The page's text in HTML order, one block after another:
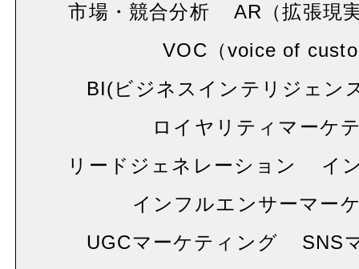
市場・競合分析
AR（拡張現
VOC（voice of
BI(ビジネスインテリジェン
ロイヤリティマーケ
リードジェネレーション
イ
インフルエンサーマー
UGCマーケティング
SNS